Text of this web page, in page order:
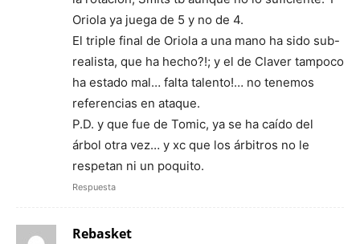
Oriola ya juega de 5 y no de 4.
El triple final de Oriola a una mano ha sido sub-
realista, que ha hecho?!; y el de Claver tampoco
ha estado mal… falta talento!… no tenemos
referencias en ataque.
P.D. y que fue de Tomic, ya se ha caído del
árbol otra vez… y xc que los árbitros no le
respetan ni un poquito.
Respuesta
Rebasket